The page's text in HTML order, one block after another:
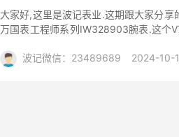
大家好,这里是波记表业.这期跟大家分
万国表工程师系列IW328903腕表.这个
波记微信：23489689
2024-10-